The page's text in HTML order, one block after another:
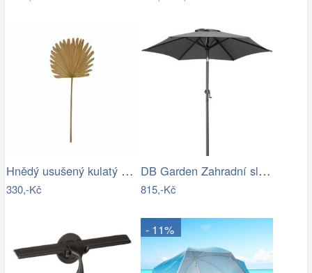
Hnědý usušený kulatý dekorativní list…
330,-Kč
DB Garden Zahradní slunečník Diane…
815,-Kč
- 11%